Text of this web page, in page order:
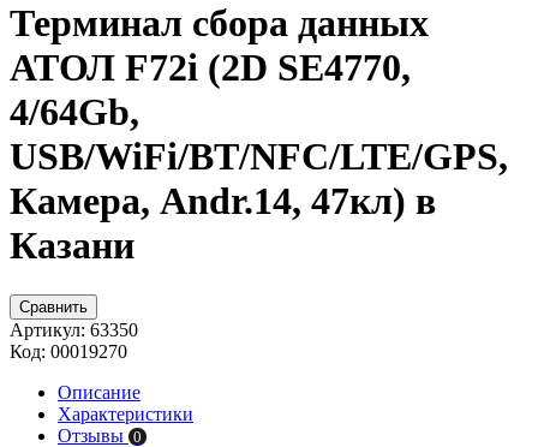
Терминал сбора данных
АТОЛ F72i (2D SE4770,
4/64Gb,
USB/WiFi/BT/NFC/LTE/GPS,
Камера, Andr.14, 47кл) в
Казани
Сравнить
Артикул: 63350
Код: 00019270
Описание
Характеристики
Отзывы 0